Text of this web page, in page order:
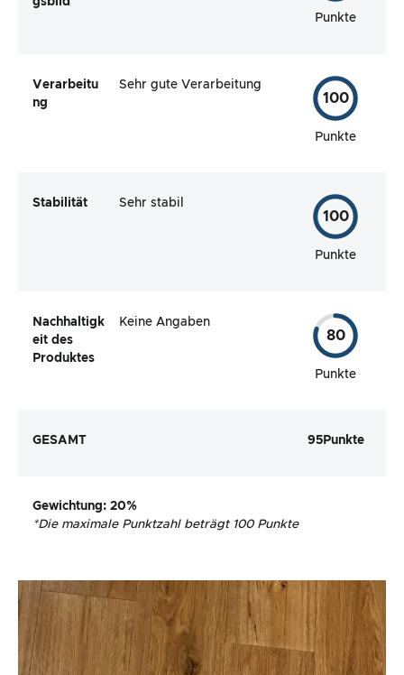
Punkte
Verarbeitu
ng
Sehr gute Verarbeitung
100
Punkte
Stabilität Sehr stabil
100
Punkte
Nachhaltigk
eit des
Produktes
Keine Angaben
80
Punkte
GESAMT 95Punkte
Gewichtung: 20%
*Die maximale Punktzahl beträgt 100 Punkte